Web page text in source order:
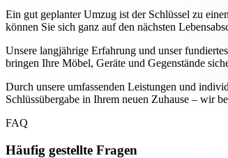
Ein gut geplanter Umzug ist der Schlüssel zu
können Sie sich ganz auf den nächsten
Unsere langjährige Erfahrung und unser
bringen Ihre Möbel, Geräte und Gegenstände
Durch unsere umfassenden Leistungen und
Schlüssübergabe in Ihrem neuen Zuhause – wir
FAQ
Häufig gestellte Fragen